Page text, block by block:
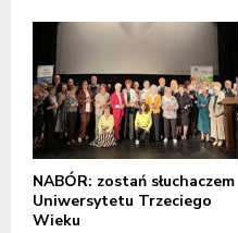
NABÓR: zostań słuchaczem
Uniwersytetu Trzeciego
Wieku